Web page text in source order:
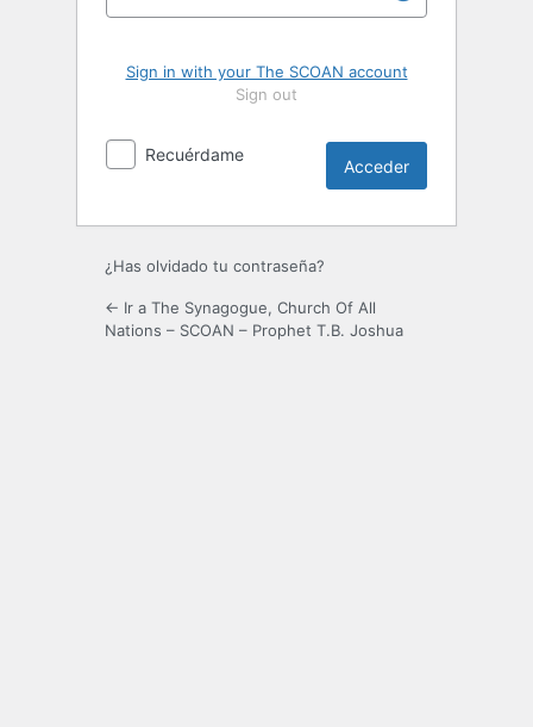
Sign in with your The SCOAN account
Sign out
Recuérdame
¿Has olvidado tu contraseña?
← Ir a The Synagogue, Church Of All
Nations – SCOAN – Prophet T.B. Joshua